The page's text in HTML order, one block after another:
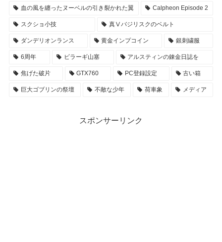
血の風を纏ったヌーベルの引き裂かれた翼 Calpheon Episode 2
スクショ小技 真Ⅴバジリスクのベルト
ダンデリオンランス 黄金インプコイン 銀刺繍服
6周年 ビラーギ山塞 アルスティンの錬金日誌を
焦げた破片 GTX760 PC登録設定 古い箱
巨大ゴブリンの祭壇 不敵な少年 荷車象 メディア
スポンサーリンク